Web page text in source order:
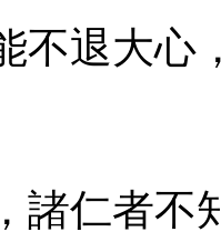
退大心
仁者不